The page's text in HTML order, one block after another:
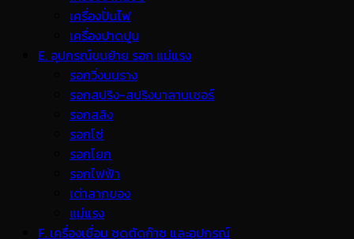
เครื่องปั่นไฟ
เครื่องปาดปูน
E. อุปกรณ์ขนย้าย รอก แม่แรง
รอกวิ่งบนราง
รอกสปริง-สปริงบาลานเซอร์
รอกสลิง
รอกโซ่
รอกโยก
รอกไฟฟ้า
เต่าลากของ
แม่แรง
F. เครื่องเชื่อม ชุดตัดก๊าซ และอุปกรณ์